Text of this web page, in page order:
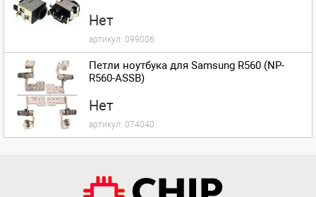
Нет
артикул: 099006
Петли ноутбука для Samsung R560 (NP-
R560-ASSB)
Нет
артикул: 074040